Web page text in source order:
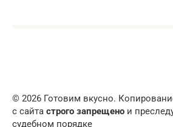
© 2026 Готовим вкусно.
с сайта строго запрещено и
судебном порядке